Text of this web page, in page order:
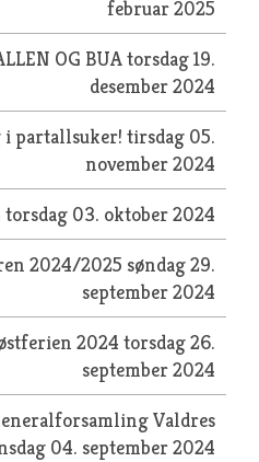
februar 2025
OG BUAtorsdag 19.
desember 2024
partallsuker! tirsdag 05.
november 2024
torsdag 03. oktober 2024
2024/2025 søndag 29.
september 2024
2024 torsdag 26.
september 2024
Valdres
04. september 2024